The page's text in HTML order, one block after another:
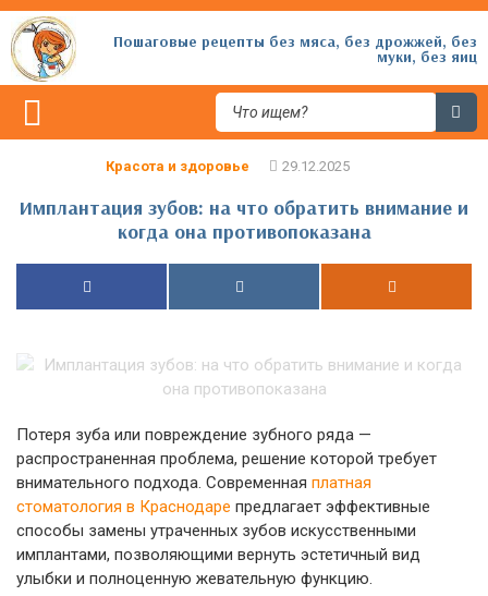
Пошаговые рецепты без мяса, без дрожжей, без
муки, без яиц
Красота и здоровье
Имплантация зубов: на что обратить внимание и
когда она противопоказана
Потеря зуба или повреждение зубного ряда —
распространенная проблема, решение которой требует
внимательного подхода. Современная платная
стоматология в Краснодаре предлагает эффективные
способы замены утраченных зубов искусственными
имплантами, позволяющими вернуть эстетичный вид
улыбки и полноценную жевательную функцию.